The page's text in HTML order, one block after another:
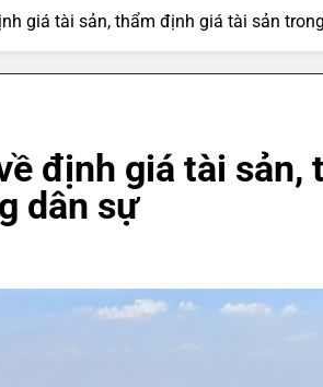
giá tài sản, thẩm định giá tài sản
định giá tài sản,
dân sự